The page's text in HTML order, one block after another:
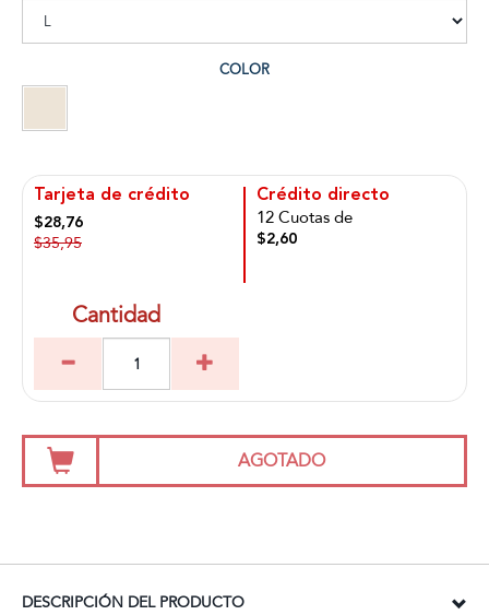
COLOR
Tarjeta de crédito
$28,76
$35,95
Crédito directo
12 Cuotas de
$2,60
Cantidad
AGOTADO
DESCRIPCIÓN DEL PRODUCTO